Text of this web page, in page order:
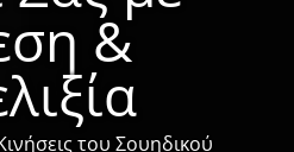
&
του Σουηδικού